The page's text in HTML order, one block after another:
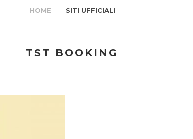
HOME SITI UFFICIALI
TST BOOKING